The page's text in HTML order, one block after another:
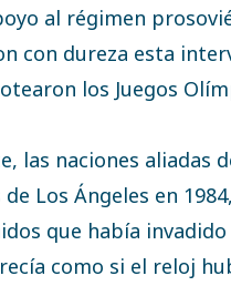
al régimen
con dureza esta
los Juegos
las naciones aliadas
Los Ángeles en
que había
como si el reloj